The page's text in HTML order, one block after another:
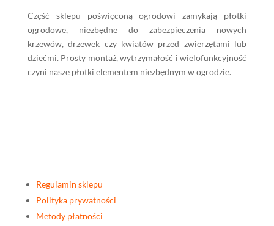
Część sklepu poświęconą ogrodowi zamykają płotki
ogrodowe, niezbędne do zabezpieczenia nowych
krzewów, drzewek czy kwiatów przed zwierzętami lub
dziećmi. Prosty montaż, wytrzymałość i wielofunkcyjność
czyni nasze płotki elementem niezbędnym w ogrodzie.
Regulamin sklepu
Polityka prywatności
Metody płatności